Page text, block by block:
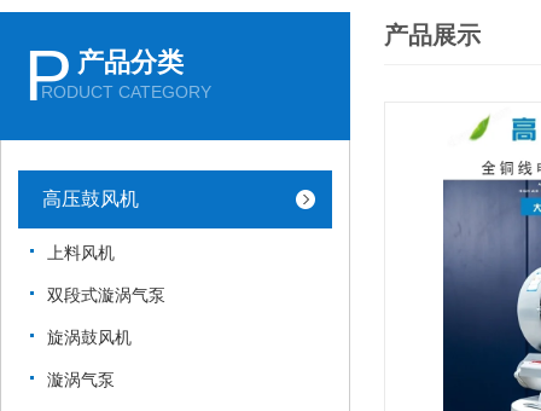
P 产品分类
RODUCT CATEGORY
高压鼓风机
上料风机
双段式漩涡气泵
旋涡鼓风机
漩涡气泵
产品展示